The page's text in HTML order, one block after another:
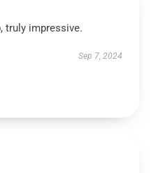
truly impressive.
Sep 7, 2024